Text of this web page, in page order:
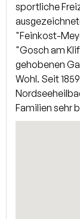
Wohnbereich
gelangen Sie
sich zwei
sowie zwei
einen weiteren
großer
und ein
Duschbad zur
sportliche
"Feinkost-
"Gosch am
gehobenen
Wohl. Seit
Familien sehr